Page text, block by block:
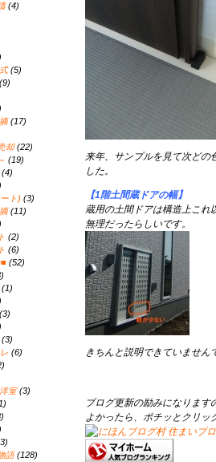
来年、サンプルを見て次どの
した。
【1階土間蔵ドアの幅】
蔵用の土間ドアは構造上これ
無理だったらしいです。
きちんと説明できていません
ブログ更新の励みになります
よかったら、ポチッとクリッ
(4)
(5)
(17)
却(22)
(19)
(4)
ト) (3)
(11)
(2)
(6)
(52)
(1)
(3)
(6)
室(3)
語(128)